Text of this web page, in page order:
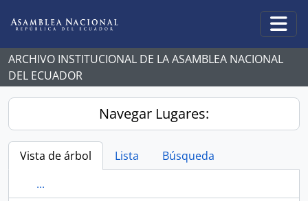
ARCHIVO INSTITUCIONAL DE LA ASAMBLEA NACIONAL
DEL ECUADOR
Navegar Lugares:
Vista de árbol Lista
Búsqueda
...